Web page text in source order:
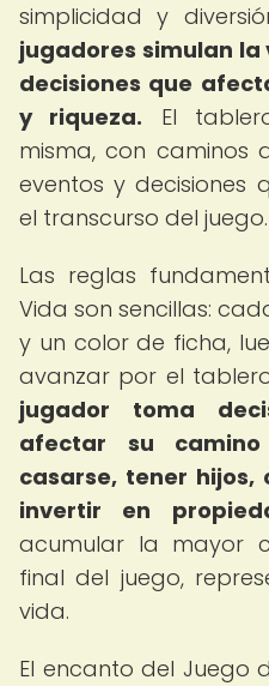
simplicidad y
jugadores simulan
decisiones que
y riqueza. El
misma, con caminos
eventos y decisiones
el transcurso del juego.
Las reglas
Vida son sencillas:
y un color de ficha,
avanzar por el
jugador toma
afectar su
casarse, tener
invertir en
acumular la mayor
final del juego,
vida.
El encanto del Juego